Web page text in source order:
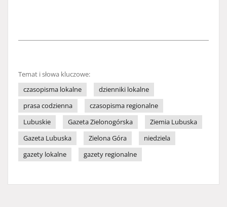
Temat i słowa kluczowe:
czasopisma lokalne
dzienniki lokalne
prasa codzienna
czasopisma regionalne
Lubuskie
Gazeta Zielonogórska
Ziemia Lubuska
Gazeta Lubuska
Zielona Góra
niedziela
gazety lokalne
gazety regionalne